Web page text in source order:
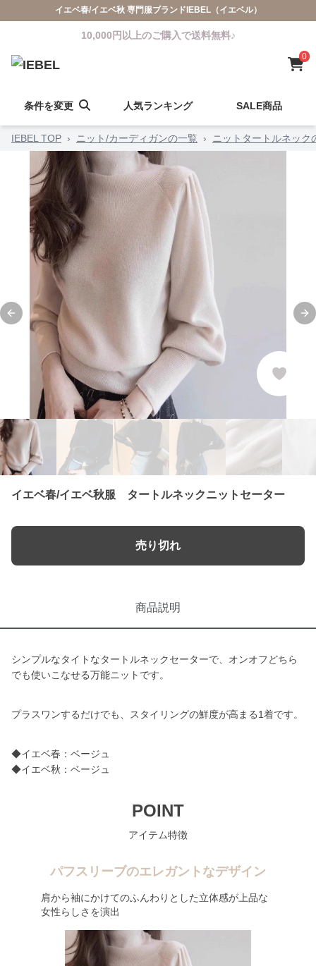
イエベ春/イエベ秋 専門服ブランドIEBEL（イエベル）
10,000円以上のご購入で送料無料♪
0
条件を変更 人気ランキング SALE商品
IEBEL TOP › ニット/カーディガンの一覧 › ニットタートルネック
Previous slide
イエベ春/イエベ秋服 タートルネックニットセーター
売り切れ
商品説明
シンプルなタイトなタートルネックセーターで、オンオフどちら
でも使いこなせる万能ニットです。
プラスワンするだけでも、スタイリングの鮮度が高まる1着です。
◆イエベ春：ベージュ
◆イエベ秋：ベージュ
POINT
アイテム特徴
パフスリーブのエレガントなデザイン
肩から袖にかけてのふんわりとした立体感が上品な
女性らしさを演出